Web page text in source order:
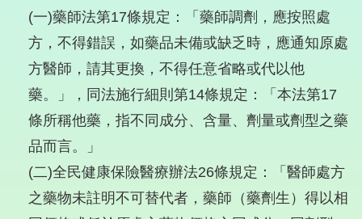
(一)藥師法第17條規定：「藥師調劑，應按照處
方，不得錯誤，如藥品未備或缺乏時，應通知原處
方醫師，請其更換，不得任意省略或代以他
藥。」，同法施行細則第14條規定：「本法第17
條所稱他藥，指不同成分、含量、劑量或劑型之藥
品而言。」
(二)全民健康保險醫療辦法26條規定：「醫師處方
之藥物未註明不可替代者，藥師（藥劑生）得以相